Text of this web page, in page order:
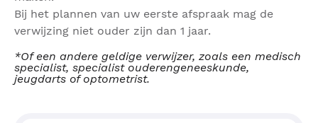
Bij het plannen van uw eerste afspraak mag de
verwijzing niet ouder zijn dan 1 jaar.
*Of een andere geldige verwijzer, zoals een medisch
specialist, specialist ouderengeneeskunde,
jeugdarts of optometrist.